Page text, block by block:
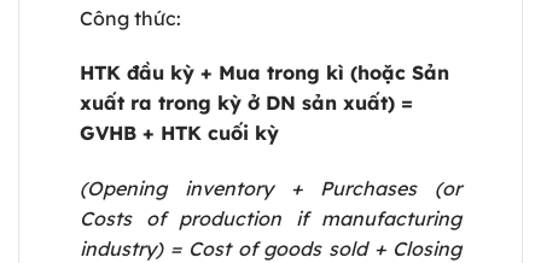
Công thức:
HTK đầu kỳ + Mua trong kì (hoặc Sản
xuất ra trong kỳ ở DN sản xuất) =
GVHB + HTK cuối kỳ
(Opening inventory + Purchases (or
Costs of production if manufacturing
industry) = Cost of goods sold + Closing